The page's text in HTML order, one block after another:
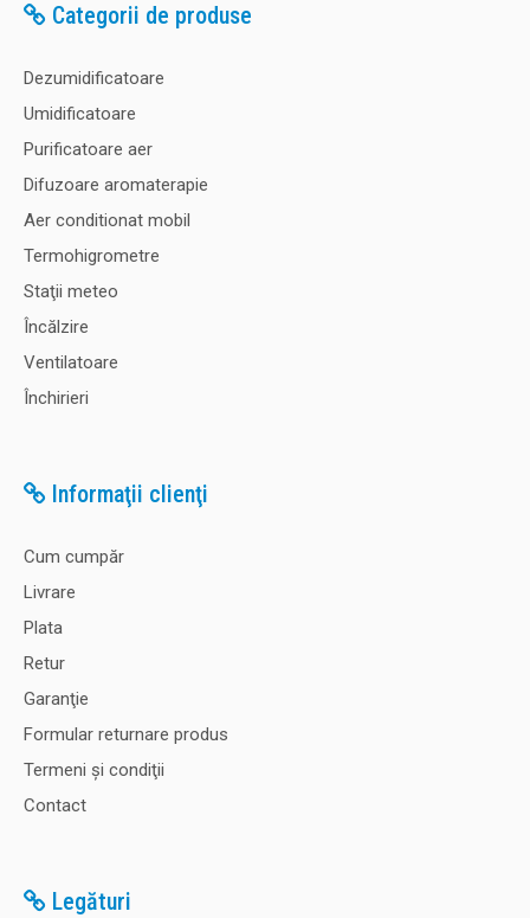
Categorii de produse
Dezumidificatoare
Umidificatoare
Purificatoare aer
Difuzoare aromaterapie
Aer conditionat mobil
Termohigrometre
Staţii meteo
Încălzire
Ventilatoare
Închirieri
Informaţii clienţi
Cum cumpăr
Livrare
Plata
Retur
Garanţie
Formular returnare produs
Termeni şi condiţii
Contact
Legături